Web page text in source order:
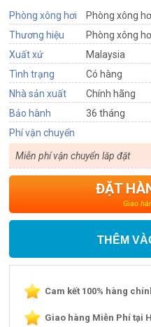
Phòng xông hơi
Phòng xông
Thương hiệu
Phòng xông
Xuất xứ
Malaysia
Tình trạng
Có hàng
Nhà sản xuất
Chính hãng
Bảo hành
36 tháng
Phí vận chuyển
Miễn phí vận chuyển lăp đặt
ĐẶT
Giao
THÊM
Cam kết 100% hàng
Giao hàng Miễn Phí tại